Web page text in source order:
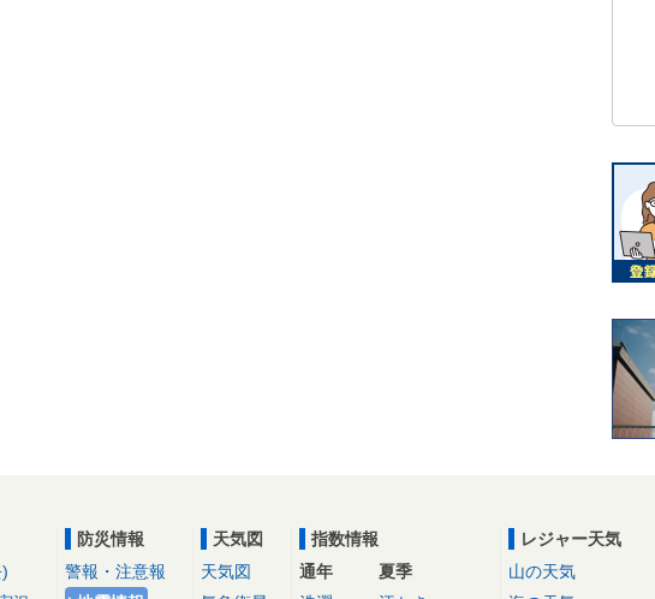
防災情報
警報・注意報
天気図
天気図
指数情報
通年
夏季
レジャー天気
山の天気